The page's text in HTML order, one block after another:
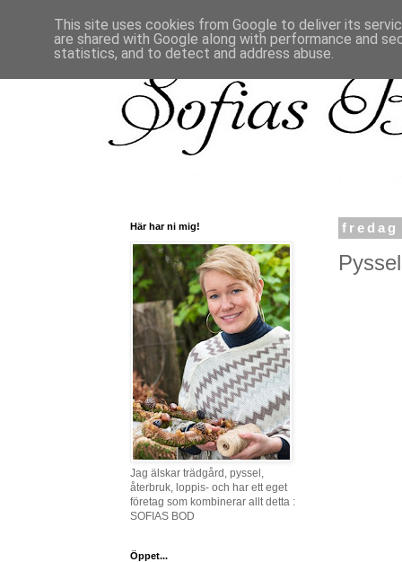
fredag
Här har ni mig!
Jag älskar trädgård, pyssel,
återbruk, loppis- och har ett eget
företag som kombinerar allt detta :
SOFIAS BOD
Öppet...
This site uses cookies from Google to deliver its
are shared with Google along with performance and
statistics, and to detect and address abuse.